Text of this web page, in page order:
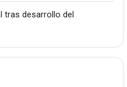
tras desarrollo del